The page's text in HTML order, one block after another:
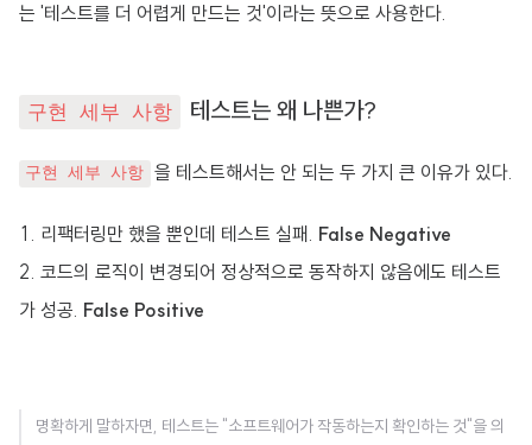
는 '테스트를 더 어렵게 만드는 것'이라는 뜻으로 사용한다.
구현 세부 사항 테스트는 왜 나쁜가?
구현 세부 사항 을 테스트해서는 안 되는 두 가지 큰 이유가 있다.
리팩터링만 했을 뿐인데 테스트 실패. False Negative
코드의 로직이 변경되어 정상적으로 동작하지 않음에도 테스트
가 성공. False Positive
명확하게 말하자면, 테스트는 "소프트웨어가 작동하는지 확인하는 것"을 의